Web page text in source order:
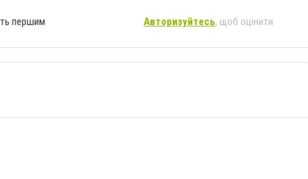
першим Авторизуйтесь, щоб оцінити